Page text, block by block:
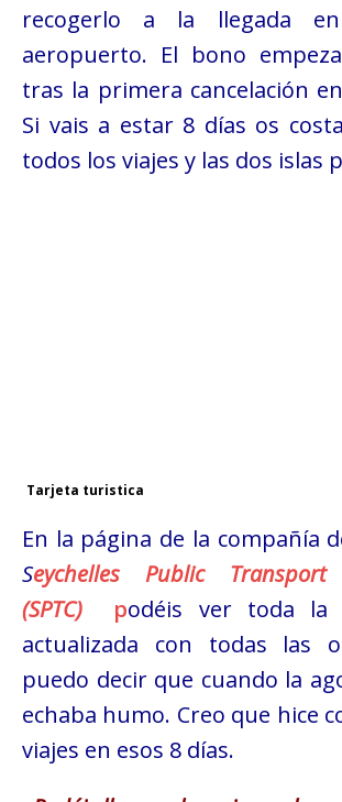
recogerlo a la llegada
aeropuerto. El bono
tras la primera cancelación
Si vais a estar 8 días os
todos los viajes y las dos islas
Tarjeta turistica
En la página de la compañía
Seychelles Public Transport
(SPTC) podéis ver toda la
actualizada con todas las
puedo decir que cuando la
echaba humo. Creo que hice
viajes en esos 8 días.